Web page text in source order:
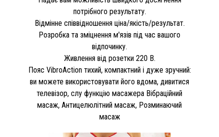
потрібного результату.
Відмінне співвідношення ціна/якість/результат.
Розробка та зміцнення м'язів під час вашого
відпочинку.
Живлення від розетки 220 В.
Пояс VibroAction тихий, компактний і дуже зручний:
ви можете використовувати його вдома, дивитися
телевізор, слу функцію масажера Вібраційний
масаж, Антицелюлітний масаж, Розминаючий
масаж